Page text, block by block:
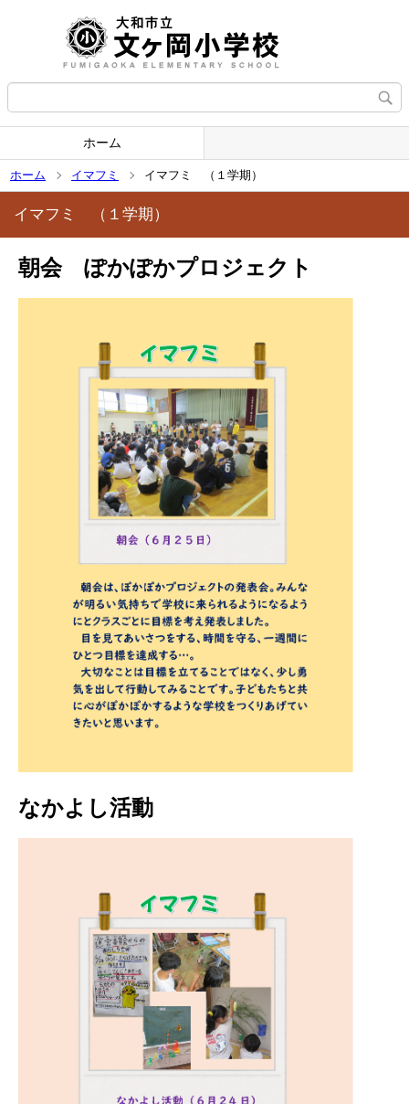
ホーム
ホーム イマフミ イマフミ （１学期）
イマフミ （１学期）
朝会 ぽかぽかプロジェクト
なかよし活動